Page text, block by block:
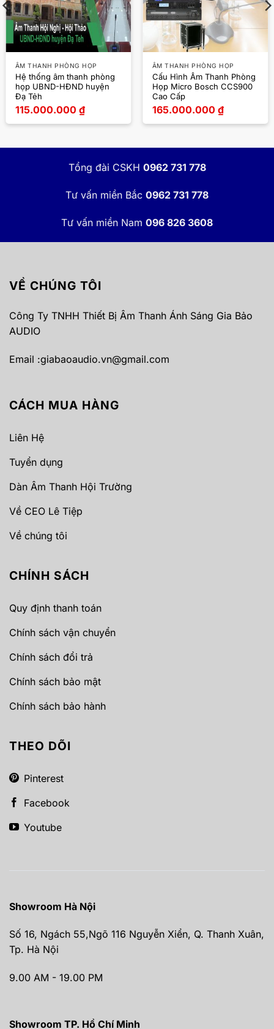
ÂM THANH PHÒNG HỌP
Hệ thống âm thanh phòng
họp UBND-HĐND huyện
Đạ Tẻh
115.000.000 ₫
ÂM THANH PHÒNG HỌP
Cấu Hình Âm Thanh Phòng
Họp Micro Bosch CCS900
Cao Cấp
165.000.000 ₫
Tổng đài CSKH 0962 731 778
Tư vấn miền Bắc 0962 731 778
Tư vấn miền Nam 096 826 3608
VỀ CHÚNG TÔI
Công Ty TNHH Thiết Bị Âm Thanh Ánh Sáng Gia Bảo
AUDIO
Email :giabaoaudio.vn@gmail.com
CÁCH MUA HÀNG
Liên Hệ
Tuyển dụng
Dàn Âm Thanh Hội Trường
Về CEO Lê Tiệp
Về chúng tôi
CHÍNH SÁCH
Quy định thanh toán
Chính sách vận chuyển
Chính sách đổi trả
Chính sách bảo mật
Chính sách bảo hành
THEO DÕI
Pinterest
Facebook
Youtube
Showroom Hà Nội
Số 16, Ngách 55,Ngõ 116 Nguyễn Xiển, Q. Thanh Xuân,
Tp. Hà Nội
9.00 AM - 19.00 PM
Showroom TP. Hồ Chí Minh